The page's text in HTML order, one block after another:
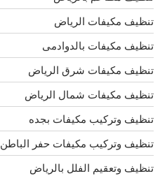
تنظيف مكيفات الرياض
تنظيف مكيفات بالدوادمى
تنظيف مكيفات شرق الرياض
تنظيف مكيفات شمال الرياض
تنظيف وتركيب مكيفات بجده
تنظيف وتركيب مكيفات حفر الباطن
تنظيف وتعقيم الفلل بالرياض